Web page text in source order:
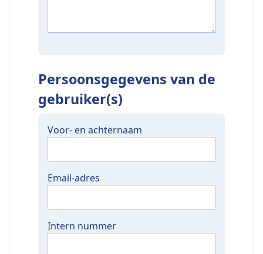
Persoonsgegevens van de
gebruiker(s)
Voor- en achternaam
Email-adres
Intern nummer